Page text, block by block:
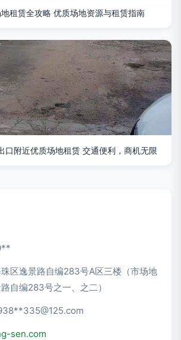
租赁全攻略 优质场地资源与租赁指南
口附近优质场地租赁 交通便利，商机无限
区逸景路自编283号A区三楼（市场地
自编283号之一、之二）
335@125.com
sen.com